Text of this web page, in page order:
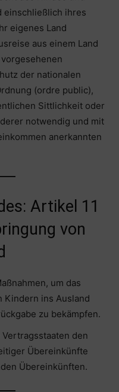
einschließlich ihres
eigenes Land
aus einem Land
der nationalen
(ordre public),
Sittlichkeit oder
notwendig und mit
anerkannten
Artikel 11
von
um das
Kindern ins Ausland
zu bekämpfen.
den
Übereinkünfte
Übereinkünften.